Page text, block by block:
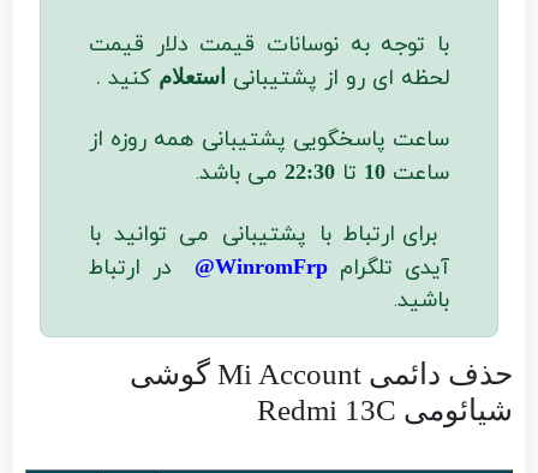
با توجه به نوسانات قیمت دلار قیمت
لحظه ای رو از پشتیبانی استعلام کنید .
ساعت پاسخگویی پشتیبانی همه روزه از
ساعت10 تا22:30 می باشد.
برای ارتباط با پشتیبانی می توانید با
آیدی تلگرامWinromFrp@
در ارتباط
باشید.
حذف دائمی Mi Account گوشی
شیائومی Redmi 13C